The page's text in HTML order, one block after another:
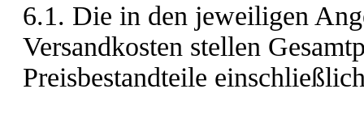
6.1. Die in den jeweiligen
Versandkosten stellen
Preisbestandteile